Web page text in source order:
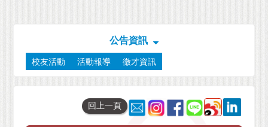
公告資訊
校友活動 活動報導 徵才資訊
回上一頁